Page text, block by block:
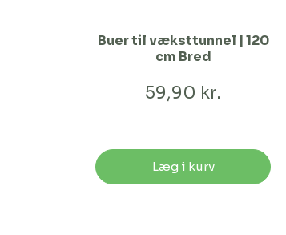
Buer til væksttunnel | 120
cm Bred
59,90 kr.
Læg i kurv